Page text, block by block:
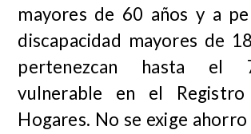
mayores de 60 años y a
discapacidad mayores de
pertenezcan hasta el
vulnerable en el
Hogares. No se exige